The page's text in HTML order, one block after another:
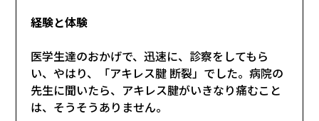
経験と体験
医学生達のおかげで、迅速に、診察をしてもら
い、やはり、「アキレス腱 断裂」でした。病院の
先生に聞いたら、アキレス腱がいきなり痛むこと
は、そうそうありません。